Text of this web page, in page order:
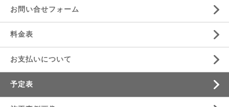
お問い合せフォーム
料金表
お支払いについて
予定表